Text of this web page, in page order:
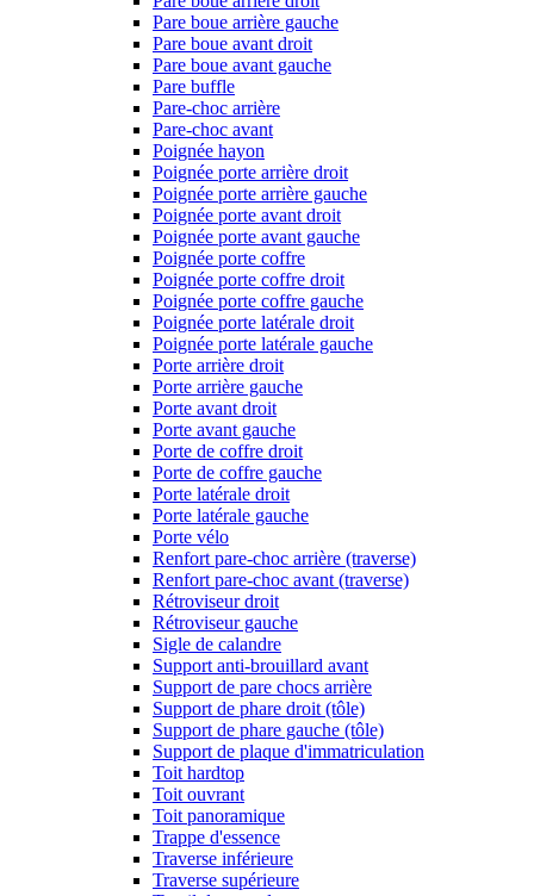
Pare boue arrière gauche
Pare boue avant droit
Pare boue avant gauche
Pare buffle
Pare-choc arrière
Pare-choc avant
Poignée hayon
Poignée porte arrière droit
Poignée porte arrière gauche
Poignée porte avant droit
Poignée porte avant gauche
Poignée porte coffre
Poignée porte coffre droit
Poignée porte coffre gauche
Poignée porte latérale droit
Poignée porte latérale gauche
Porte arrière droit
Porte arrière gauche
Porte avant droit
Porte avant gauche
Porte de coffre droit
Porte de coffre gauche
Porte latérale droit
Porte latérale gauche
Porte vélo
Renfort pare-choc arrière (traverse)
Renfort pare-choc avant (traverse)
Rétroviseur droit
Rétroviseur gauche
Sigle de calandre
Support anti-brouillard avant
Support de pare chocs arrière
Support de phare droit (tôle)
Support de phare gauche (tôle)
Support de plaque d'immatriculation
Toit hardtop
Toit ouvrant
Toit panoramique
Trappe d'essence
Traverse inférieure
Traverse supérieure